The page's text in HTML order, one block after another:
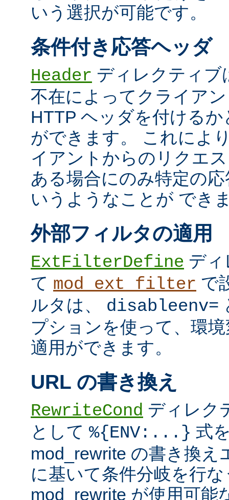
いう選択が可能です。
条件付き応答ヘッダ
Header ディレクティブ
不在によってクライア
HTTP ヘッダを付ける
ができます。 これによ
イアントからのリクエ
ある場合にのみ特定の
いうようなことが でき
外部フィルタの適用
ExtFilterDefine デ
て mod_ext_filter で
ルタは、 disableenv=
プションを使って、環
適用ができます。
URL の書き換え
RewriteCond ディレク
として %{ENV:...} 式
mod_rewrite の書き換え
に基いて条件分岐を行
mod_rewrite が使用可能